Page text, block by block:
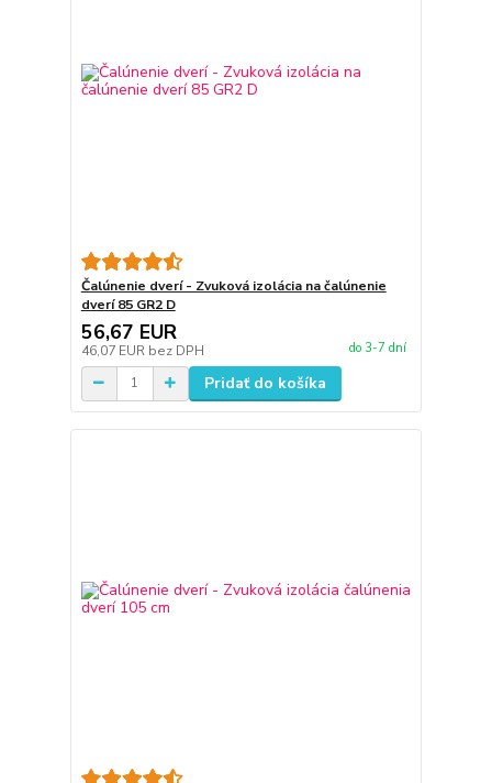
Čalúnenie dverí - Zvuková izolácia na čalúnenie
dverí 85 GR2 D
56,67 EUR
46,07 EUR bez DPH do 3-7 dní
Pridať do košíka